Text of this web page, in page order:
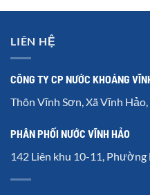
LIÊN HỆ
CÔNG TY CP NƯỚC KHOÁNG
Thôn Vĩnh Sơn, Xã Vĩnh
PHÂN PHỐI NƯỚC VĨNH HẢO
142 Liên khu 10-11, Phường